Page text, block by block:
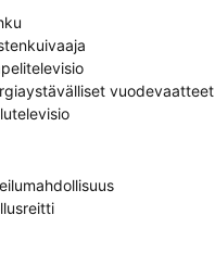
vuodevaatteet